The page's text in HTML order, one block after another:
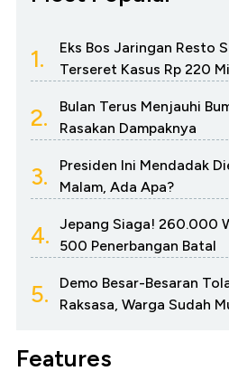
1.
Eks Bos Jaringan Resto
Terseret Kasus Rp 220
2.
Bulan Terus Menjauhi
Rasakan Dampaknya
3.
Presiden Ini Mendadak
Malam, Ada Apa?
4.
Jepang Siaga! 260.000
500 Penerbangan Batal
5.
Demo Besar-Besaran
Raksasa, Warga Sudah
Features